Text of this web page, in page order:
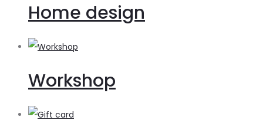
Home design
Workshop